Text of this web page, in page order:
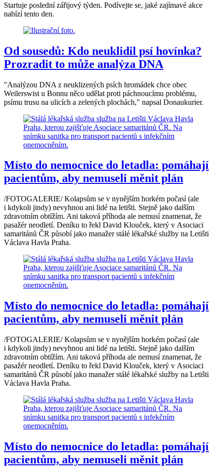
Startuje poslední zářijový týden. Podívejte se, jaké zajímavé akce
nabízí tento den.
Od sousedů: Kdo neuklidil psí hovínka?
Prozradit to může analýza DNA
"Analýzou DNA z neuklizených psích hromádek chce obec
Weilerswist u Bonnu něco udělat proti páchnoucímu problému,
psímu trusu na ulicích a zelených plochách," napsal Donaukurier.
Místo do nemocnice do letadla: pomáhají
pacientům, aby nemuseli měnit plán
/FOTOGALERIE/ Kolapsům se v nynějším horkém počasí (ale
i kdykoli jindy) nevyhnou ani lidé na letišti. Stejně jako dalším
zdravotním obtížím. Ani taková příhoda ale nemusí znamenat, že
pasažér neodletí. Deníku to řekl David Klouček, který v Asociaci
samaritánů ČR působí jako manažer stálé lékařské služby na Letišti
Václava Havla Praha.
Místo do nemocnice do letadla: pomáhají
pacientům, aby nemuseli měnit plán
/FOTOGALERIE/ Kolapsům se v nynějším horkém počasí (ale
i kdykoli jindy) nevyhnou ani lidé na letišti. Stejně jako dalším
zdravotním obtížím. Ani taková příhoda ale nemusí znamenat, že
pasažér neodletí. Deníku to řekl David Klouček, který v Asociaci
samaritánů ČR působí jako manažer stálé lékařské služby na Letišti
Václava Havla Praha.
Místo do nemocnice do letadla: pomáhají
pacientům, aby nemuseli měnit plán